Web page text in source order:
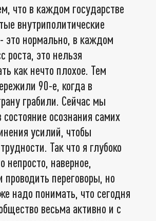
что в каждом государстве
внутриполитические
это нормально, в каждом
роста, это нельзя
как нечто плохое. Тем
90-е, когда в
грабили. Сейчас мы
осознания самих
усилий, чтобы
Так что я глубоко
непросто, наверное,
проводить переговоры, но
надо понимать, что сегодня
весьма активно и с